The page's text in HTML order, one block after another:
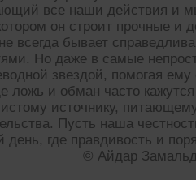
все наши действия и
он строит прочные и
всегда бывает
Но даже в самые
звездой, помогая
ложь и обман часто
источнику,
Пусть наша
день, где правдивость и
© Айдар